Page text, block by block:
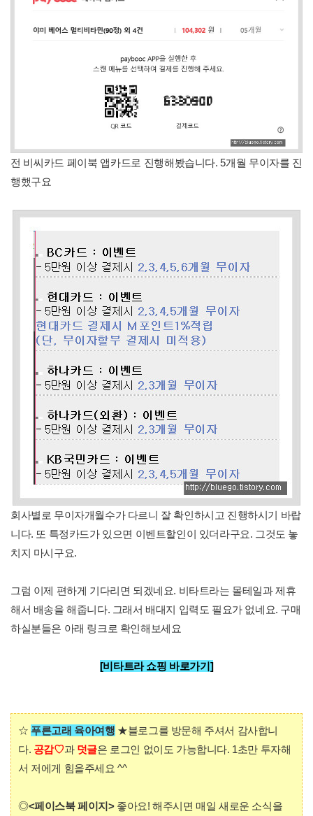
전 비씨카드 페이북 앱카드로 진행해봤습니다. 5개월 무이자를 진
행했구요
회사별로 무이자개월수가 다르니 잘 확인하시고 진행하시기 바랍
니다. 또 특정카드가 있으면 이벤트할인이 있더라구요. 그것도 놓
치지 마시구요.
그럼 이제 편하게 기다리면 되겠네요. 비타트라는 몰테일과 제휴
해서 배송을 해줍니다. 그래서 배대지 입력도 필요가 없네요. 구매
하실분들은 아래 링크로 확인해보세요
[비타트라 쇼핑 바로가기]
☆ 푸른고래 육아여행 ★블로그를 방문해 주셔서 감사합니
다. 공감♡과 덧글은 로그인 없이도 가능합니다. 1초만 투자해
서 저에게 힘을주세요 ^^
◎<페이스북 페이지>좋아요! 해주시면 매일 새로운 소식을